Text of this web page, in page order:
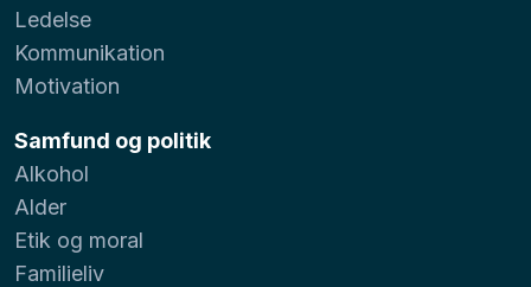
Ledelse
Kommunikation
Motivation
Samfund og politik
Alkohol
Alder
Etik og moral
Familieliv